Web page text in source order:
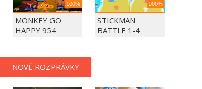
100%
MONKEY GO
HAPPY 954
100%
STICKMAN
BATTLE 1-4
NOVÉ ROZPRÁVKY